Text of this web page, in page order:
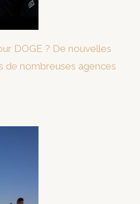
DOGE ? De nouvelles
de nombreuses agences